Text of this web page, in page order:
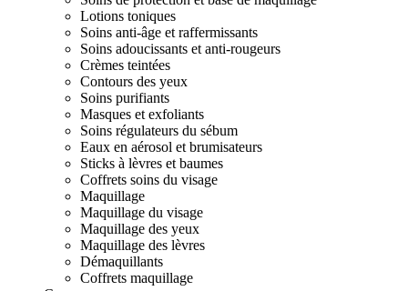
Lotions toniques
Soins anti-âge et raffermissants
Soins adoucissants et anti-rougeurs
Crèmes teintées
Contours des yeux
Soins purifiants
Masques et exfoliants
Soins régulateurs du sébum
Eaux en aérosol et brumisateurs
Sticks à lèvres et baumes
Coffrets soins du visage
Maquillage
Maquillage du visage
Maquillage des yeux
Maquillage des lèvres
Démaquillants
Coffrets maquillage